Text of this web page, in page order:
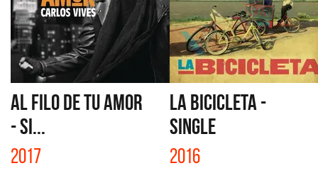
AL FILO DE TU AMOR
- SI...
2017
LA BICICLETA -
SINGLE
2016